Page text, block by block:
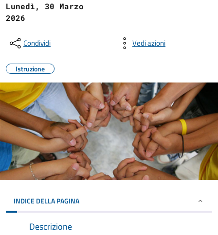
Lunedì, 30 Marzo
2026
Condividi Vedi azioni
Istruzione
INDICE DELLA PAGINA
Descrizione